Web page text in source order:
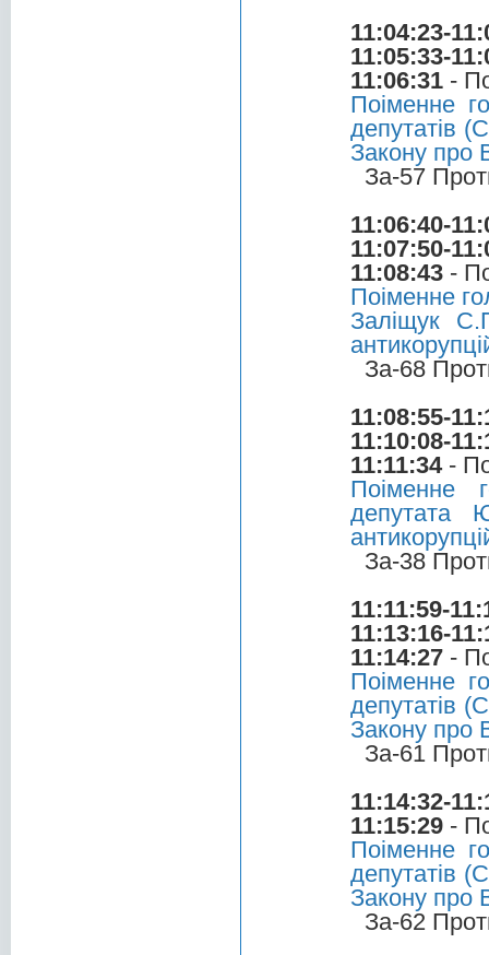
11:04:23-
11:05:33-
11:06:31 -
Поіменне
депутатів
Закону про
За-57
11:06:40-
11:07:50-
11:08:43 -
Поіменне
Заліщук
За-68
11:08:55-
11:10:08-
11:11:34-
Поіменне
депутата
За-38
11:11:59-
11:13:16-
11:14:27 -
Поіменне
депутатів
Закону про
За-61
11:14:32-
11:15:29 -
Поіменне
депутатів
Закону про
За-62